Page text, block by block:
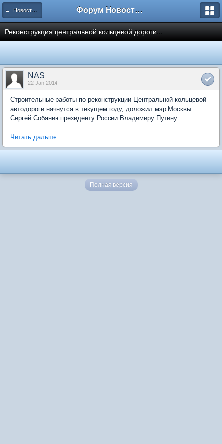
← Новости рынка недвижимости Форум Новостройки
Реконструкция центральной кольцевой дороги...
NAS
22 Jan 2014
Строительные работы по реконструкции Центральной кольцевой
автодороги начнутся в текущем году, доложил мэр Москвы
Сергей Собянин президенту России Владимиру Путину.
Читать дальше
Полная версия